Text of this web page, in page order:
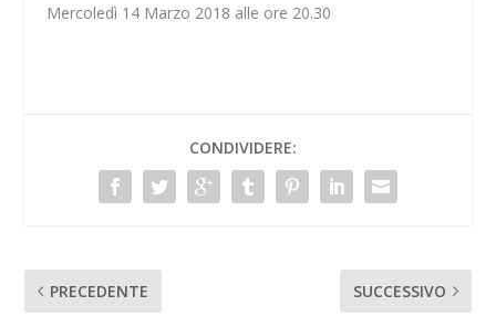
Mercoledì 14 Marzo 2018 alle ore 20.30
CONDIVIDERE:
PRECEDENTE SUCCESSIVO